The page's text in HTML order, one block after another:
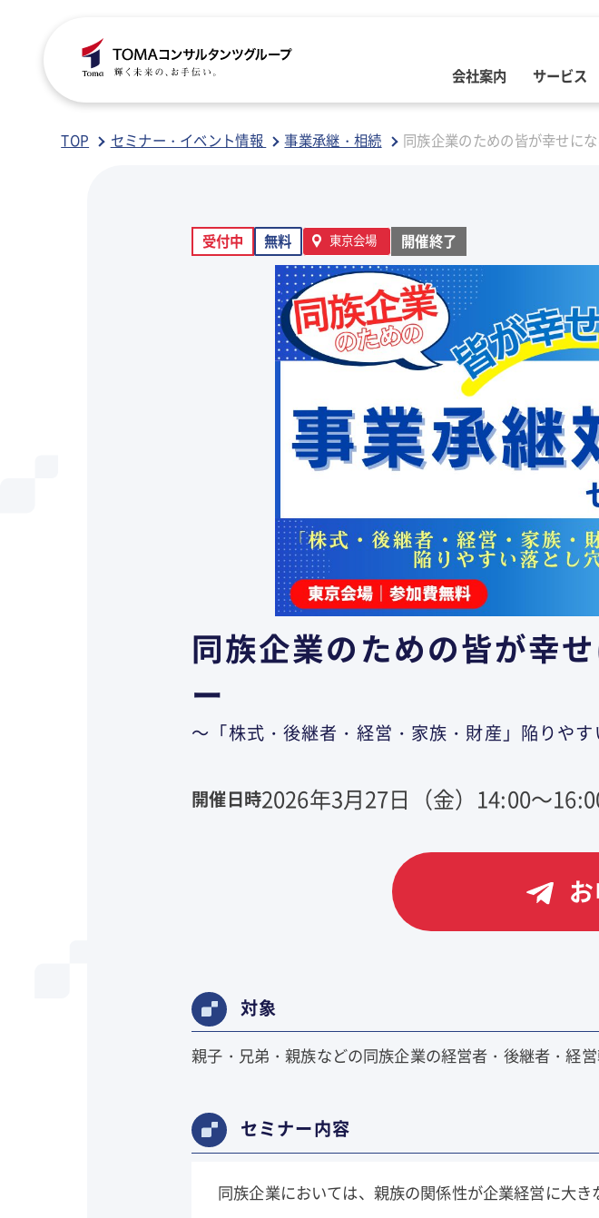
会社案内
COMPANY
会社案内
グループ企業
サービス
SERVICE
ご提供サービス
国際税務・海外進出
人事・労務
アウトソーシング
相続
SEMINAR
セミナー情報
人事・労務
事業承継・相続
医療介護
BLOG
専門家によるブログ
行政書士業務ブログ
人事・労務ブログ
病院・医院経営ブログ
相続ブログ
TOP セミナー・イベント情報 事業承継・相続 同族企業のための皆が幸せに
受付中 無料 東京会場 開催終了
同族企業のための皆が幸
ー
～「株式・後継者・経営・家族・財産」陥りや
開催日時2026年3月27日（金）14:00～
対象
親子・兄弟・親族などの同族企業の経営者・後継者・経
セミナー内容
同族企業においては、親族の関係性が企業経営に大き